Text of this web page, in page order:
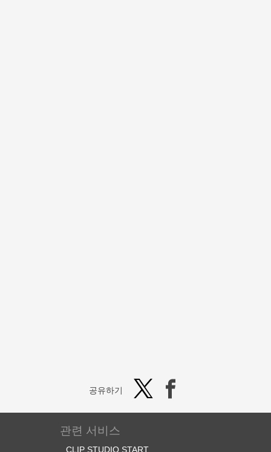
공유하기
관련 서비스
CLIP STUDIO START